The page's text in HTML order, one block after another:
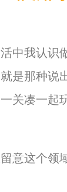
中我认识
是那种
关凑一起
意这个